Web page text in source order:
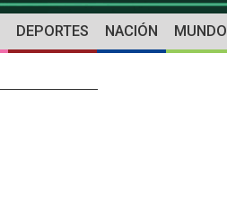
DEPORTES NACIÓN MUNDO